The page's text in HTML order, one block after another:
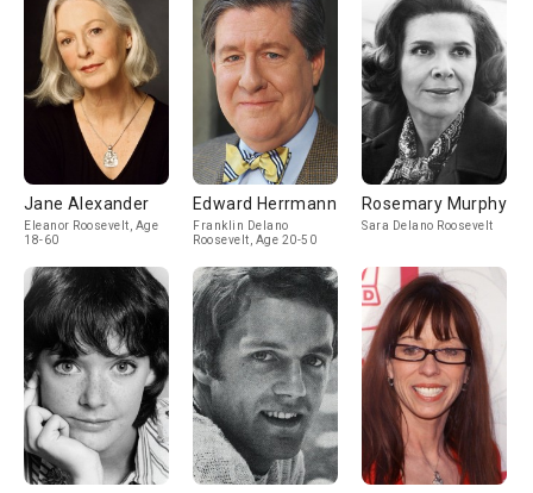
Jane Alexander
Eleanor Roosevelt, Age
18-60
Edward Herrmann
Franklin Delano
Roosevelt, Age 20-50
Rosemary Murphy
Sara Delano Roosevelt